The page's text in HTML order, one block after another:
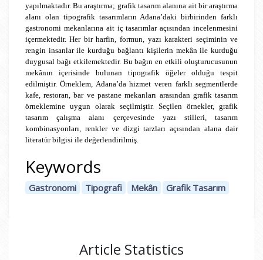
yapılmaktadır. Bu araştırma; grafik tasarım alanına ait bir araştırma
alanı olan tipografik tasarımların Adana’daki birbirinden farklı
gastronomi mekanlarına ait iç tasarımlar açısından incelenmesini
içermektedir. Her bir harfin, formun, yazı karakteri seçiminin ve
rengin insanlar ile kurduğu bağlantı kişilerin mekân ile kurduğu
duygusal bağı etkilemektedir. Bu bağın en etkili oluşturucusunun
mekânın içerisinde bulunan tipografik öğeler olduğu tespit
edilmiştir. Örneklem, Adana’da hizmet veren farklı segmentlerde
kafe, restoran, bar ve pastane mekanları arasından grafik tasarım
örneklemine uygun olarak seçilmiştir. Seçilen örnekler, grafik
tasarım çalışma alanı çerçevesinde yazı stilleri, tasarım
kombinasyonları, renkler ve dizgi tarzları açısından alana dair
literatür bilgisi ile değerlendirilmiş.
Keywords
Gastronomi Tipografi Mekân Grafik Tasarım
Article Statistics